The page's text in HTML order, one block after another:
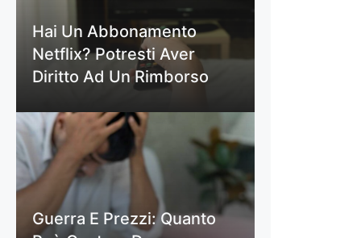
Hai Un Abbonamento
Netflix? Potresti Aver
Diritto Ad Un Rimborso
Guerra E Prezzi: Quanto